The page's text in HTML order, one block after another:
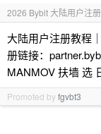
2026 Bybit 大陆用户注
大陆用户注册教程
册链接：
MANMOV 扶墙 选
Promoted byfgvbt3